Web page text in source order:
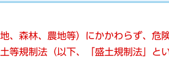
、森林、農地等）にかかわらず、危
等規制法（以下、「盛土規制法」と